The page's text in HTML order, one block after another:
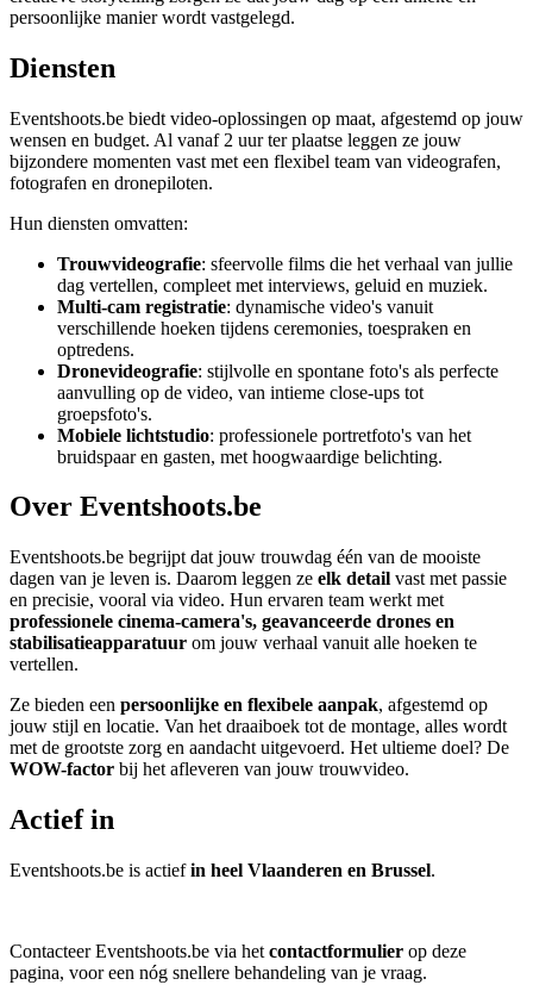
persoonlijke manier wordt vastgelegd.
Diensten
Eventshoots.be biedt video-oplossingen op maat, afgestemd op jouw
wensen en budget. Al vanaf 2 uur ter plaatse leggen ze jouw
bijzondere momenten vast met een flexibel team van videografen,
fotografen en dronepiloten.
Hun diensten omvatten:
Trouwvideografie: sfeervolle films die het verhaal van jullie
dag vertellen, compleet met interviews, geluid en muziek.
Multi-cam registratie: dynamische video's vanuit
verschillende hoeken tijdens ceremonies, toespraken en
optredens.
Dronevideografie: stijlvolle en spontane foto's als perfecte
aanvulling op de video, van intieme close-ups tot
groepsfoto's.
Mobiele lichtstudio: professionele portretfoto's van het
bruidspaar en gasten, met hoogwaardige belichting.
Over Eventshoots.be
Eventshoots.be begrijpt dat jouw trouwdag één van de mooiste
dagen van je leven is. Daarom leggen ze elk detail vast met passie
en precisie, vooral via video. Hun ervaren team werkt met
professionele cinema-camera's, geavanceerde drones en
stabilisatieapparatuur om jouw verhaal vanuit alle hoeken te
vertellen.
Ze bieden een persoonlijke en flexibele aanpak, afgestemd op
jouw stijl en locatie. Van het draaiboek tot de montage, alles wordt
met de grootste zorg en aandacht uitgevoerd. Het ultieme doel? De
WOW-factor bij het afleveren van jouw trouwvideo.
Actief in
Eventshoots.be is actiefin heel Vlaanderen en Brussel.
Contacteer Eventshoots.be via het contactformulier op deze
pagina, voor een nóg snellere behandeling van je vraag.